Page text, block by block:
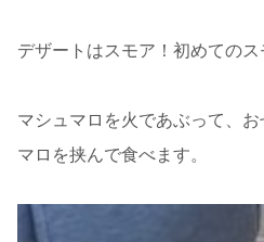
デザートはスモア！初めてのス
マシュマロを火であぶって、
マロを挟んで食べます。